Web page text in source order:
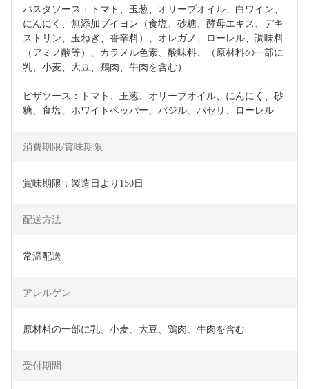
パスタソース：トマト、玉葱、オリーブオイル、白ワイン、
にんにく、無添加ブイヨン（食塩、砂糖、酵母エキス、デキ
ストリン、玉ねぎ、香辛料）、オレガノ、ローレル、調味料
（アミノ酸等）、カラメル色素、酸味料、（原材料の一部に
乳、小麦、大豆、鶏肉、牛肉を含む）
ピザソース：トマト、玉葱、オリーブオイル、にんにく、砂
糖、食塩、ホワイトペッパー、バジル、パセリ、ローレル
消費期限/賞味期限
賞味期限：製造日より150日
配送方法
常温配送
アレルゲン
原材料の一部に乳、小麦、大豆、鶏肉、牛肉を含む
受付期間